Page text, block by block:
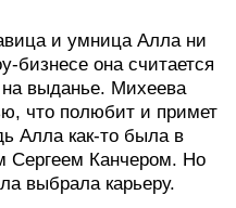
и умница Алла ни
она считается
выданье. Михеева
что полюбит и примет
Алла как-то была в
Сергеем Канчером. Но
выбрала карьеру.